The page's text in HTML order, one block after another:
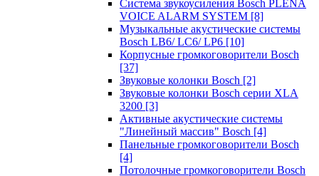
Система звукоусиления Bosch PLENA
VOICE ALARM SYSTEM [8]
Музыкальные акустические системы
Bosch LB6/ LC6/ LP6 [10]
Корпусные громкоговорители Bosch
[37]
Звуковые колонки Bosch [2]
Звуковые колонки Bosch серии XLA
3200 [3]
Активные акустические системы
"Линейный массив" Bosch [4]
Панельные громкоговорители Bosch
[4]
Потолочные громкоговорители Bosch